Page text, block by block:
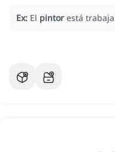
Ex: El pintor está